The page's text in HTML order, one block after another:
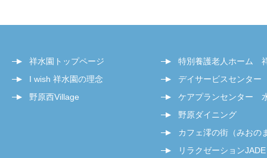
祥水園トップページ
I wish 祥水園の理念
野原西Village
特別養護老人ホーム
デイサービスセンタ
ケアプランセンター
野原ダイニング
カフェ澪の街（みおの
リラクゼーションJADE